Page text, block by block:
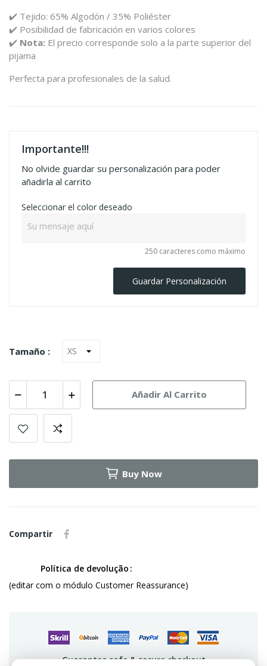
✔️ Tejido: 65% Algodón / 35% Poliéster
✔️ Posibilidad de fabricación en varios colores
✔️ Nota: El precio corresponde solo a la parte superior del
pijama
Perfecta para profesionales de la salud.
Importante!!!
No olvide guardar su personalización para poder
añadirla al carrito
Seleccionar el color deseado
250 caracteres como máximo
Guardar Personalización
Tamaño :
Añadir Al Carrito
Buy Now
Compartir
Política de devolução
(editar com o módulo Customer Reassurance)
Guarantee safe & secure checkout